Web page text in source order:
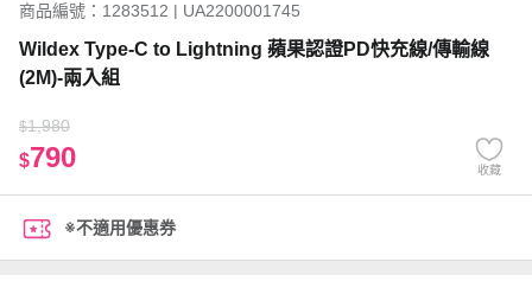
商品編號：1283512 | UA2200001745
Wildex Type-C to Lightning 蘋果認證PD快充線/傳輸線
(2M)-兩入組
$1,980
$790 收藏
※不適用優惠券